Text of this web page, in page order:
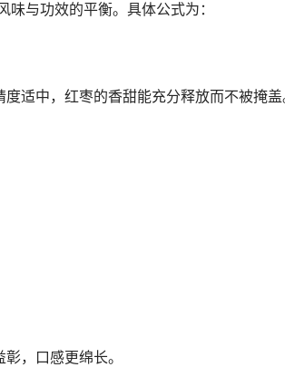
与功效的平衡。具体公式为：
适中，红枣的香甜能充分释放而不被掩
，口感更绵长。